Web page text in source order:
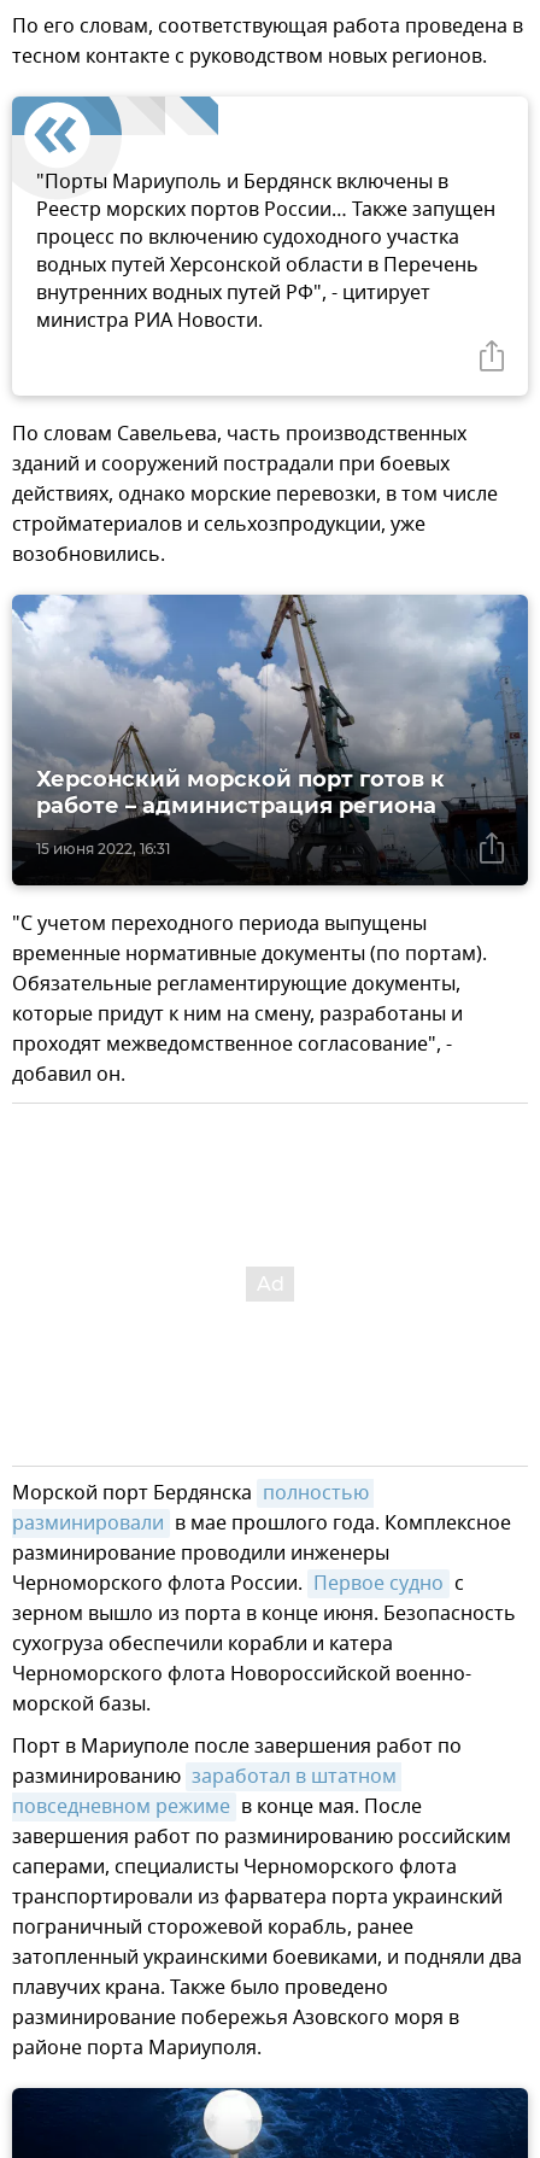
По его словам, соответствующая работа проведена в
тесном контакте с руководством новых регионов.
"Порты Мариуполь и Бердянск включены в
Реестр морских портов России… Также запущен
процесс по включению судоходного участка
водных путей Херсонской области в Перечень
внутренних водных путей РФ", - цитирует
министра РИА Новости.
По словам Савельева, часть производственных
зданий и сооружений пострадали при боевых
действиях, однако морские перевозки, в том числе
стройматериалов и сельхозпродукции, уже
возобновились.
15 июня 2022, 16:31
Херсонский морской порт готов к
работе – администрация региона
"С учетом переходного периода выпущены
временные нормативные документы (по портам).
Обязательные регламентирующие документы,
которые придут к ним на смену, разработаны и
проходят межведомственное согласование", -
добавил он.
Морской порт Бердянска полностью
разминировали в мае прошлого года. Комплексное
разминирование проводили инженеры
Черноморского флота России. Первое судно с
зерном вышло из порта в конце июня. Безопасность
сухогруза обеспечили корабли и катера
Черноморского флота Новороссийской военно-
морской базы.
Порт в Мариуполе после завершения работ по
разминированию заработал в штатном
повседневном режиме в конце мая. После
завершения работ по разминированию российским
саперами, специалисты Черноморского флота
транспортировали из фарватера порта украинский
пограничный сторожевой корабль, ранее
затопленный украинскими боевиками, и подняли два
плавучих крана. Также было проведено
разминирование побережья Азовского моря в
районе порта Мариуполя.